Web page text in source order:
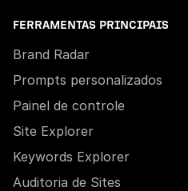
FERRAMENTAS PRINCIPAIS
Brand Radar
Prompts personalizados
Painel de controle
Site Explorer
Keywords Explorer
Auditoria de Sites